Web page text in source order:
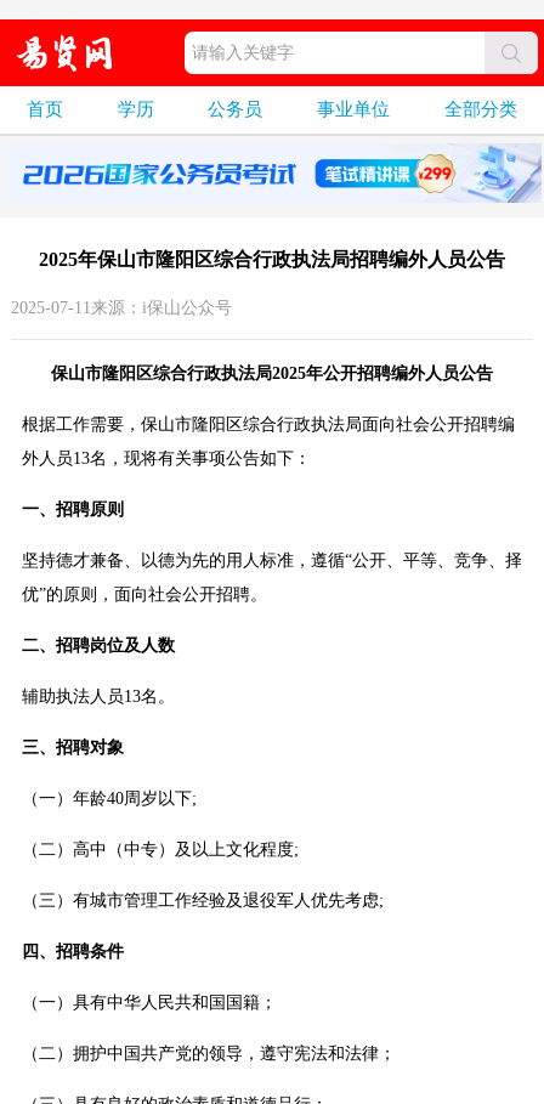
首页 学历 公务员 事业单位 全部分类
2025年保山市隆阳区综合行政执法局招聘编外人员公告
2025-07-11来源：i保山公众号
保山市隆阳区综合行政执法局2025年公开招聘编外人员公告
根据工作需要，保山市隆阳区综合行政执法局面向社会公开招聘编
外人员13名，现将有关事项公告如下：
一、招聘原则
坚持德才兼备、以德为先的用人标准，遵循“公开、平等、竞争、择
优”的原则，面向社会公开招聘。
二、招聘岗位及人数
辅助执法人员13名。
三、招聘对象
（一）年龄40周岁以下;
（二）高中（中专）及以上文化程度;
（三）有城市管理工作经验及退役军人优先考虑;
四、招聘条件
（一）具有中华人民共和国国籍；
（二）拥护中国共产党的领导，遵守宪法和法律；